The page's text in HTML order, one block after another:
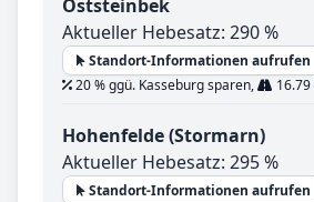
Oststeinbek
Aktueller Hebesatz: 290 %
Standort-Informationen aufrufen
20 % ggü. Kasseburg sparen,
Hohenfelde (Stormarn)
Aktueller Hebesatz: 295 %
Standort-Informationen aufrufen